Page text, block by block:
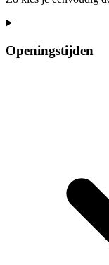
Openingstijden